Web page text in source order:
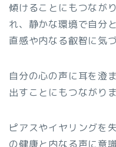
傾けることにもつなが
れ、静かな環境で自分
直感や内なる叡智に気
自分の心の声に耳を澄
出すことにもつながりま
ピアスやイヤリングを
の健康と内なる声に意